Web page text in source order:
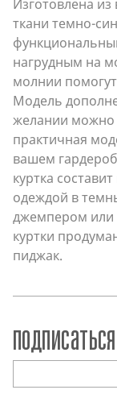
Изготовлена
ткани темно-
нагрудным на
молнии
Модель
желании можно
практичная
вашем
куртка
одеждой в
джемпером или
куртки
пиджак.